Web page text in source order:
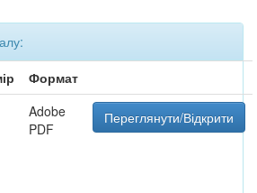
Формат
Adobe
PDF
Переглянути/Відкрити